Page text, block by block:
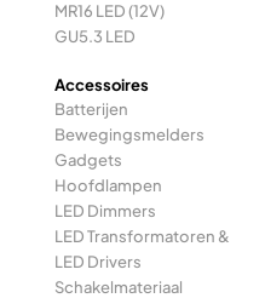
MR16 LED (12V)
GU5.3 LED
Accessoires
Batterijen
Bewegingsmelders
Gadgets
Hoofdlampen
LED Dimmers
LED Transformatoren &
LED Drivers
Schakelmateriaal